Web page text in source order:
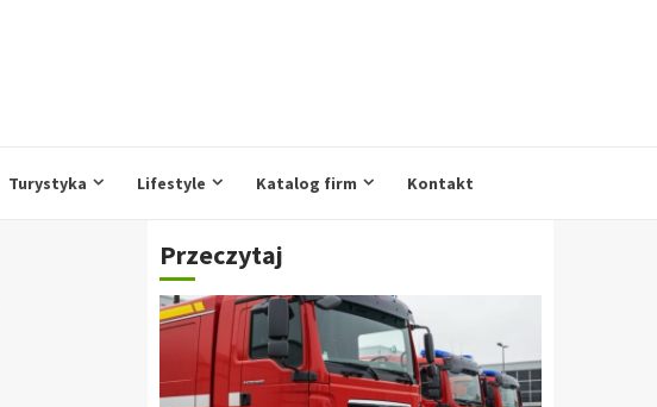
Turystyka Lifestyle Katalog firm Kontakt
Przeczytaj